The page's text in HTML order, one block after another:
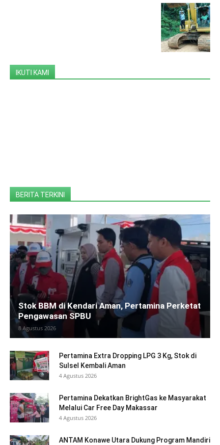
IKUTI KAMI
BERITA TERKINI
Stok BBM di Kendari Aman, Pertamina Perketat
Pengawasan SPBU
8 Agustus 2026
Pertamina Extra Dropping LPG 3 Kg, Stok di
Sulsel Kembali Aman
4 Agustus 2026
Pertamina Dekatkan BrightGas ke Masyarakat
Melalui Car Free Day Makassar
4 Agustus 2026
ANTAM Konawe Utara Dukung Program Mandiri